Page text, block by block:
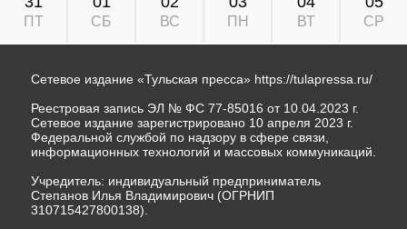
ПТ СБ ВС ПН ВТ СР
Сетевое издание «Тульская пресса» https://tulapressa.ru/
Реестровая запись ЭЛ № ФС 77-85016 от 10.04.2023 г.
Сетевое издание зарегистрировано 10 апреля 2023 г.
Федеральной службой по надзору в сфере связи,
информационных технологий и массовых коммуникаций.
Учредитель: индивидуальный предприниматель
Степанов Илья Владимирович (ОГРНИП
310715427800138).